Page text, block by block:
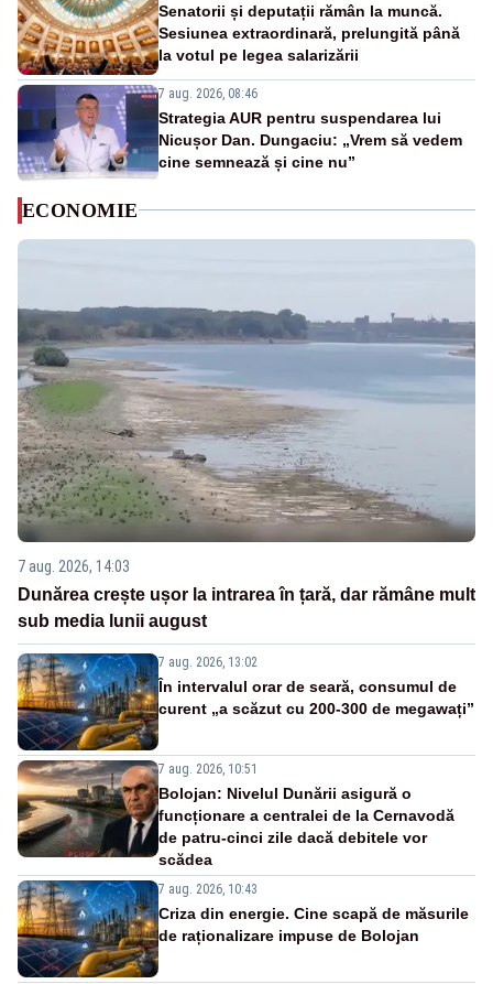
Senatorii și deputații rămân la muncă.
Sesiunea extraordinară, prelungită până
la votul pe legea salarizării
7 aug. 2026, 08:46
Strategia AUR pentru suspendarea lui
Nicușor Dan. Dungaciu: „Vrem să vedem
cine semnează și cine nu”
ECONOMIE
7 aug. 2026, 14:03
Dunărea crește ușor la intrarea în țară, dar rămâne mult
sub media lunii august
7 aug. 2026, 13:02
În intervalul orar de seară, consumul de
curent „a scăzut cu 200-300 de megawați”
7 aug. 2026, 10:51
Bolojan: Nivelul Dunării asigură o
funcționare a centralei de la Cernavodă
de patru-cinci zile dacă debitele vor
scădea
7 aug. 2026, 10:43
Criza din energie. Cine scapă de măsurile
de raționalizare impuse de Bolojan